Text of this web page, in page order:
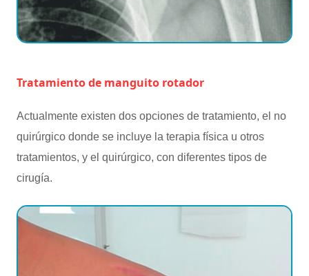
Tratamiento de manguito rotador
Actualmente existen dos opciones de tratamiento, el no
quirúrgico donde se incluye la terapia física u otros
tratamientos, y el quirúrgico, con diferentes tipos de
cirugía.